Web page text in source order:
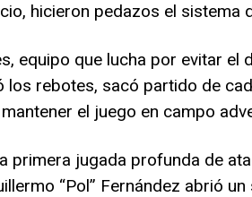
hicieron pedazos el sistema
equipo que lucha por evitar
los rebotes, sacó partido de
el juego en campo
primera jugada profunda de
“Pol” Fernández abrió